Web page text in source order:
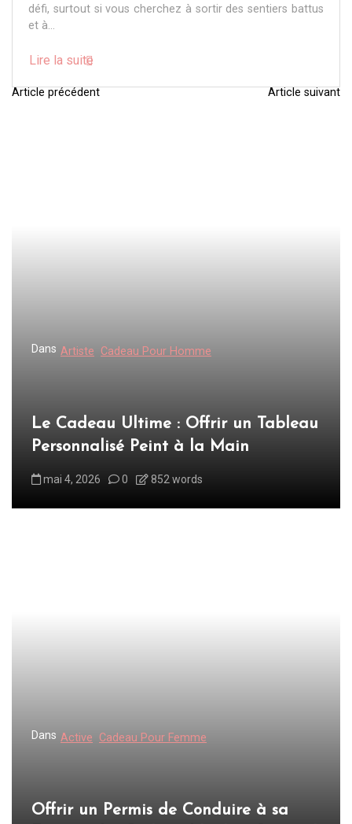
défi, surtout si vous cherchez à sortir des sentiers battus
et à...
Lire la suite
N
i
Article précédent Article suivant
Dans Artiste Cadeau Pour Homme
Le Cadeau Ultime : Offrir un Tableau
Personnalisé Peint à la Main
mai 4, 2026 0 852 words
Dans Active Cadeau Pour Femme
Offrir un Permis de Conduire à sa